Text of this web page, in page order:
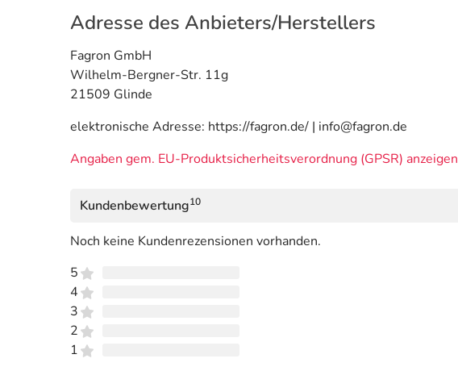
Adresse des Anbieters/Herstellers
Fagron GmbH
Wilhelm-Bergner-Str. 11g
21509 Glinde
elektronische Adresse: https://fagron.de/ | info@fagron.de
Angaben gem. EU-Produktsicherheitsverordnung (GPSR) anzeigen
Kundenbewertung10
Noch keine Kundenrezensionen vorhanden.
5
4
3
2
1